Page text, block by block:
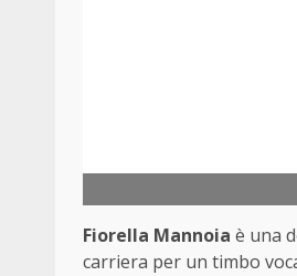
Fiorella Mannoia è una
carriera per un timbo